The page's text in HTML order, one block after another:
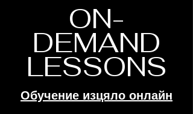
ON-
DEMAND
LESSONS
Обучение изцяло онлайн